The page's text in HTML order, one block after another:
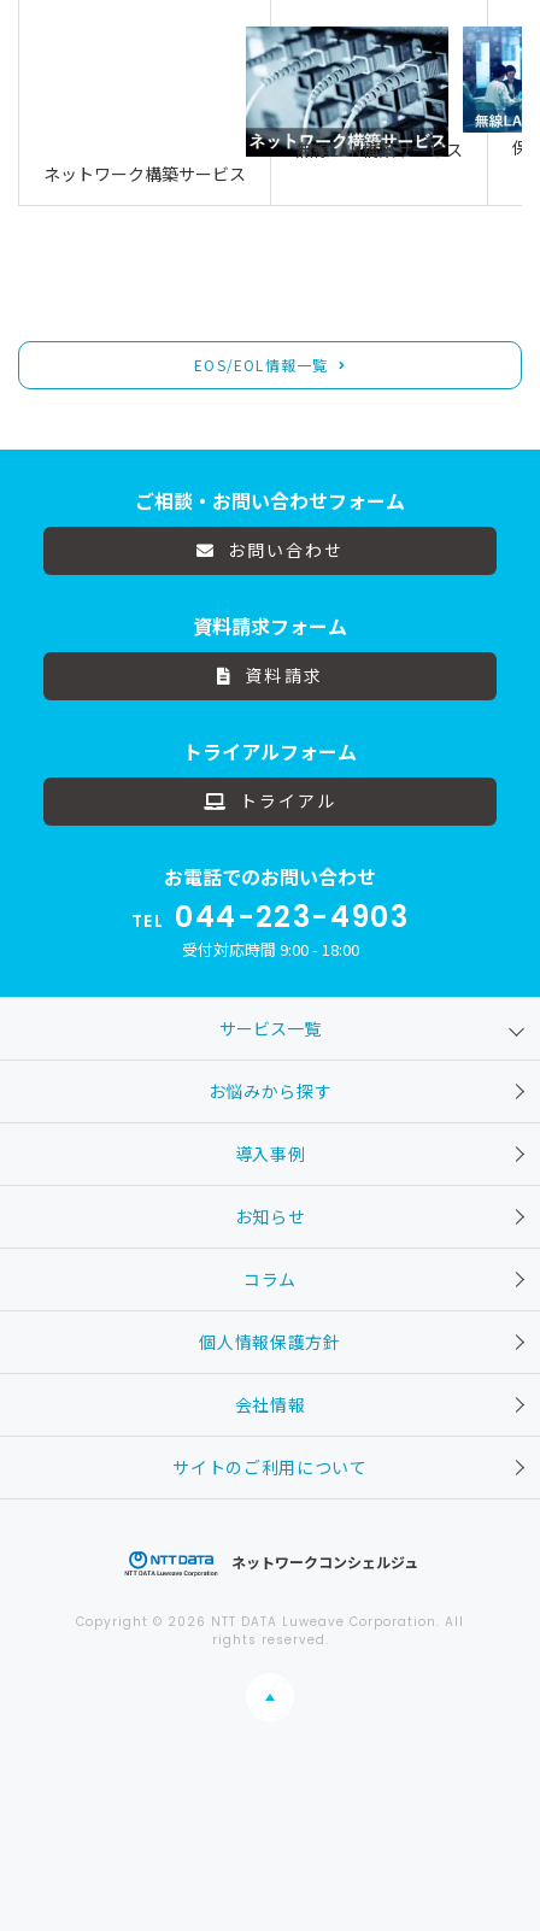
ネットワーク構築サービス
無線LAN構築サービス 保
EOS/EOL情報一覧
ご相談・お問い合わせフォーム
お問い合わせ
資料請求フォーム
資料請求
トライアルフォーム
トライアル
お電話でのお問い合わせ
TEL 044-223-4903
受付対応時間 9:00 - 18:00
サービス一覧
お悩みから探す
導入事例
お知らせ
コラム
個人情報保護方針
会社情報
サイトのご利用について
ネットワークコンシェルジュ
Copyright © 2026 NTT DATA Luweave Corporation. All
rights reserved.